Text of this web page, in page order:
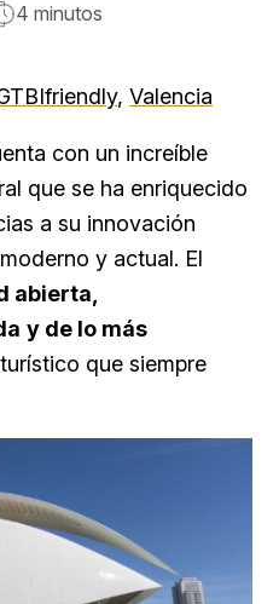
4 minutos
, Valencia
con un increíble
que se ha enriquecido
a su innovación
y actual. El
abierta,
y de lo más
que siempre